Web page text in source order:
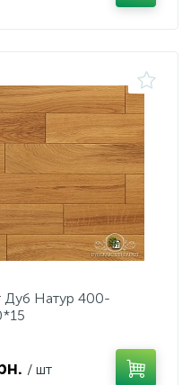
Дуб Натур 400-
/ шт